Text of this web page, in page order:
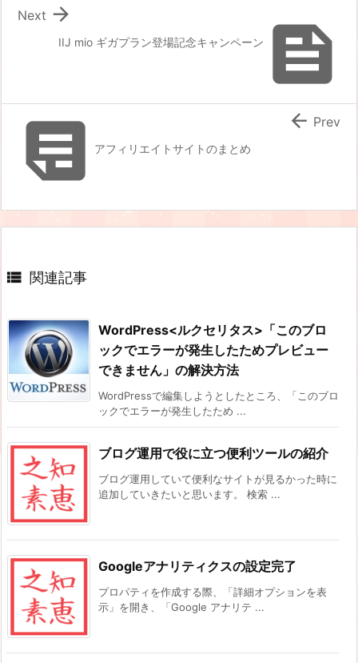

IIJ mio ギガプラン登場記念キャンペーン

Next
アフィリエイトサイトのまとめ
 Prev
 関連記事
WordPress<ルクセリタス>「このブロ
ックでエラーが発生したためプレビュー
できません」の解決方法
WordPressで編集しようとしたところ、「このブロ
ックでエラーが発生したため ...
ブログ運用で役に立つ便利ツールの紹介
ブログ運用していて便利なサイトが見るかった時に
追加していきたいと思います。 検索 ...
Googleアナリティクスの設定完了
プロパティを作成する際、「詳細オプションを表
示」を開き、「Google アナリテ ...